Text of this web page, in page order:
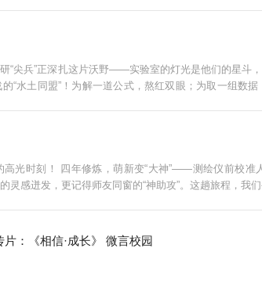
“尖兵”正深扎这片沃野——实验室的灯光是他们的星斗
“水土同盟”！为解一道公式，熬红双眼；为取一组数
高光时刻！ 四年修炼，萌新变“大神”——测绘仪前校准
感迸发，更记得师友同窗的“神助攻”。这趟旅程，我们
：《相信·成长》 微言校园